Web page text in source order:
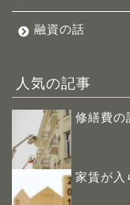
融資の話
人気の記事
修繕費の
家賃が入